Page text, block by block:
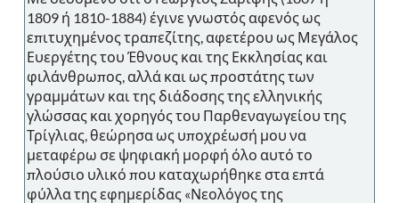
1809 ή 1810-1884) έγινε γνωστός αφενός ως
επιτυχημένος τραπεζίτης, αφετέρου ως Μεγάλος
Ευεργέτης του Έθνους και της Εκκλησίας και
φιλάνθρωπος, αλλά και ως προστάτης των
γραμμάτων και της διάδοσης της ελληνικής
γλώσσας και χορηγός του Παρθεναγωγείου της
Τρίγλιας, θεώρησα ως υποχρέωσή μου να
μεταφέρω σε ψηφιακή μορφή όλο αυτό το
πλούσιο υλικό που καταχωρήθηκε στα επτά
φύλλα της εφημερίδας «Νεολόγος της